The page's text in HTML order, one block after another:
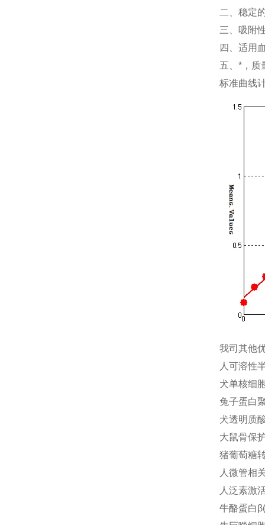
二、稳定
三、吸附
四、适用
五、*，质
标准曲线
我司其他
人可溶性
犬单核细
兔子蛋白
犬透明质
大鼠骨保
猪葡萄糖
人微管相
人泛素激
牛酪蛋白